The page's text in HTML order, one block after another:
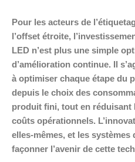
Pour les acteurs de
l’offset étroite,
LED n’est plus une simple
d’amélioration continue. Il
à optimiser chaque étape du
depuis le choix des
produit fini, tout en réduisant
coûts opérationnels.
elles-mêmes, et les
façonner l’avenir de cette